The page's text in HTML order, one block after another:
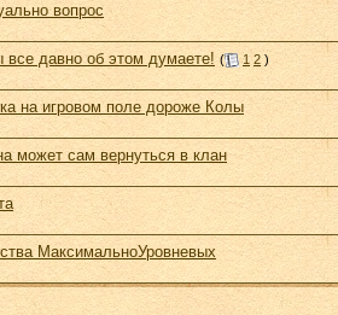
вопрос
давно об этом думаете! ( 1 2 )
на игровом поле дороже Колы
может сам вернуться в клан
МаксимальноУровневых